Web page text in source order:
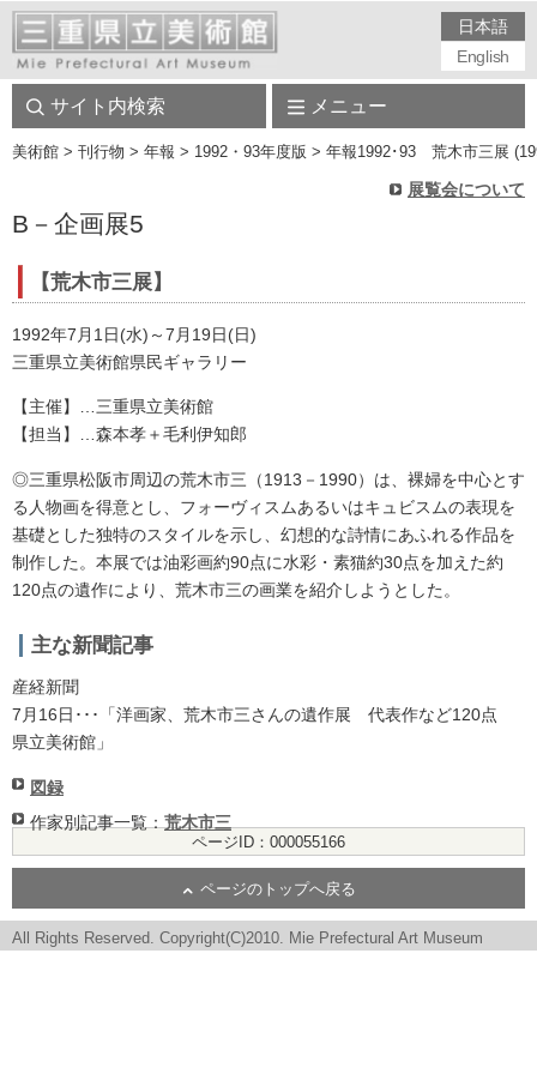
日本語
English
サイト内検索 メニュー
美術館 > 刊行物 > 年報 > 1992・93年度版 > 年報1992･93 荒木市三展
展覧会について
B－企画展5
【荒木市三展】
1992年7月1日(水)～7月19日(日)
三重県立美術館県民ギャラリー
【主催】…三重県立美術館
【担当】…森本孝＋毛利伊知郎
◎三重県松阪市周辺の荒木市三（1913－1990）は、裸婦を中心とす
る人物画を得意とし、フォーヴィスムあるいはキュビスムの表現を
基礎とした独特のスタイルを示し、幻想的な詩情にあふれる作品を
制作した。本展では油彩画約90点に水彩・素猫約30点を加えた約
120点の遺作により、荒木市三の画業を紹介しようとした。
主な新聞記事
産経新聞
7月16日･･･「洋画家、荒木市三さんの遺作展 代表作など120点
県立美術館」
図録
作家別記事一覧： 荒木市三
ページID：000055166
ページのトップへ戻る
All Rights Reserved. Copyright(C)2010. Mie Prefectural Art Museum